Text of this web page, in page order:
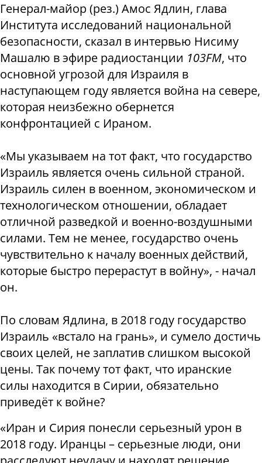
Генерал-майор (рез.) Амос Ядлин, глава
Института исследований национальной
безопасности, сказал в интервью Нисиму
Машалю в эфире радиостанции 103FM, что
основной угрозой для Израиля в
наступающем году является война на севере,
которая неизбежно обернется
конфронтацией с Ираном.
«Мы указываем на тот факт, что государство
Израиль является очень сильной страной.
Израиль силен в военном, экономическом и
технологическом отношении, обладает
отличной разведкой и военно-воздушными
силами. Тем не менее, государство очень
чувствительно к началу военных действий,
которые быстро перерастут в войну», - начал
он.
По словам Ядлина, в 2018 году государство
Израиль «встало на грань», и сумело достичь
своих целей, не заплатив слишком высокой
цены. Так почему тот факт, что иранские
силы находится в Сирии, обязательно
приведёт к войне?
«Иран и Сирия понесли серьезный урон в
2018 году. Иранцы – серьезные люди, они